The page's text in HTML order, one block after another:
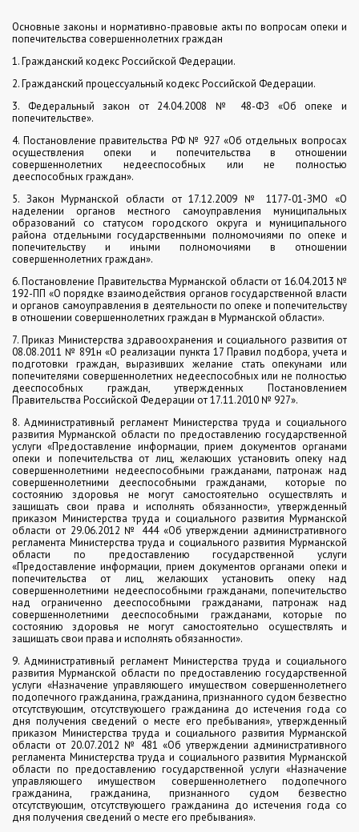
Основные законы и нормативно-правовые акты по вопросам опеки и
попечительства совершеннолетних граждан
1. Гражданский кодекс Российской Федерации.
2. Гражданский процессуальный кодекс Российской Федерации.
3. Федеральный закон от 24.04.2008 № 48-ФЗ «Об опеке и
попечительстве».
4. Постановление правительства РФ № 927 «Об отдельных вопросах
осуществления опеки и попечительства в отношении
совершеннолетних недееспособных или не полностью
дееспособных граждан».
5. Закон Мурманской области от 17.12.2009 № 1177-01-ЗМО «О
наделении органов местного самоуправления муниципальных
образований со статусом городского округа и муниципального
района отдельными государственными полномочиями по опеке и
попечительству и иными полномочиями в отношении
совершеннолетних граждан».
6. Постановление Правительства Мурманской области от 16.04.2013 №
192-ПП «О порядке взаимодействия органов государственной власти
и органов самоуправления в деятельности по опеке и попечительству
в отношении совершеннолетних граждан в Мурманской области».
7. Приказ Министерства здравоохранения и социального развития от
08.08.2011 № 891н «О реализации пункта 17 Правил подбора, учета и
подготовки граждан, выразивших желание стать опекунами или
попечителями совершеннолетних недееспособных или не полностью
дееспособных граждан, утвержденных Постановлением
Правительства Российской Федерации от 17.11.2010 № 927».
8. Административный регламент Министерства труда и социального
развития Мурманской области по предоставлению государственной
услуги «Предоставление информации, прием документов органами
опеки и попечительства от лиц, желающих установить опеку над
совершеннолетними недееспособными гражданами, патронаж над
совершеннолетними дееспособными гражданами, которые по
состоянию здоровья не могут самостоятельно осуществлять и
защищать свои права и исполнять обязанности», утвержденный
приказом Министерства труда и социального развития Мурманской
области от 29.06.2012 № 444 «Об утверждении административного
регламента Министерства труда и социального развития Мурманской
области по предоставлению государственной услуги
«Предоставление информации, прием документов органами опеки и
попечительства от лиц, желающих установить опеку над
совершеннолетними недееспособными гражданами, попечительство
над ограниченно дееспособными гражданами, патронаж над
совершеннолетними дееспособными гражданами, которые по
состоянию здоровья не могут самостоятельно осуществлять и
защищать свои права и исполнять обязанности».
9. Административный регламент Министерства труда и социального
развития Мурманской области по предоставлению государственной
услуги «Назначение управляющего имуществом совершеннолетнего
подопечного гражданина, гражданина, признанного судом безвестно
отсутствующим, отсутствующего гражданина до истечения года со
дня получения сведений о месте его пребывания», утвержденный
приказом Министерства труда и социального развития Мурманской
области от 20.07.2012 № 481 «Об утверждении административного
регламента Министерства труда и социального развития Мурманской
области по предоставлению государственной услуги «Назначение
управляющего имуществом совершеннолетнего подопечного
гражданина, гражданина, признанного судом безвестно
отсутствующим, отсутствующего гражданина до истечения года со
дня получения сведений о месте его пребывания».